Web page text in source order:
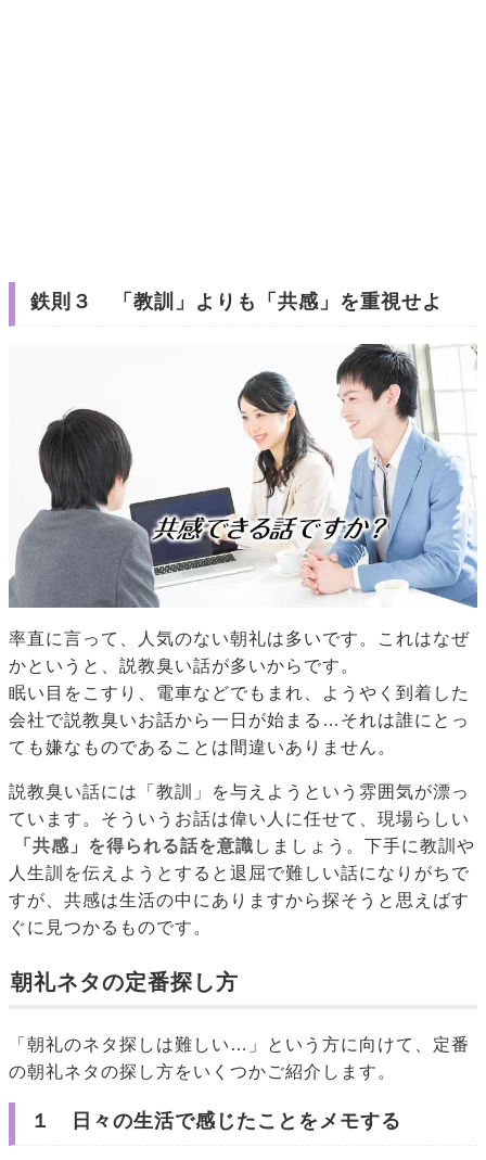
鉄則３ 「教訓」よりも「共感」を重視せよ
率直に言って、人気のない朝礼は多いです。これはなぜ
かというと、説教臭い話が多いからです。
眠い目をこすり、電車などでもまれ、ようやく到着した
会社で説教臭いお話から一日が始まる…それは誰にとっ
ても嫌なものであることは間違いありません。
説教臭い話には「教訓」を与えようという雰囲気が漂っ
ています。そういうお話は偉い人に任せて、現場らしい
「共感」を得られる話を意識 しましょう。下手に教訓や
人生訓を伝えようとすると退屈で難しい話になりがちで
すが、共感は生活の中にありますから探そうと思えばす
ぐに見つかるものです。
朝礼ネタの定番探し方
「朝礼のネタ探しは難しい…」という方に向けて、定番
の朝礼ネタの探し方をいくつかご紹介します。
１ 日々の生活で感じたことをメモする